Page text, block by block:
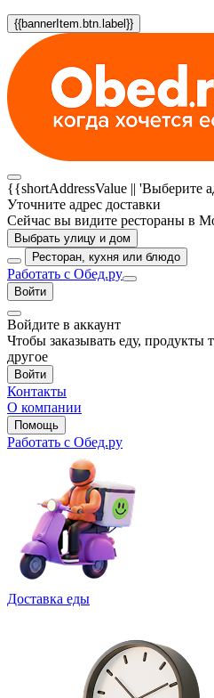
{{bannerItem.btn.label}}
{{shortAddressValue || 'Выберите
Уточните адрес доставки
Сейчас вы видите рестораны в
Выбрать улицу и дом
Ресторан, кухня или блюдо
Работать с Обед.ру
Войти
Войдите в аккаунт
Чтобы заказывать еду, продукты
другое
Войти
Контакты
О компании
Помощь
Работать с Обед.ру
Доставка еды